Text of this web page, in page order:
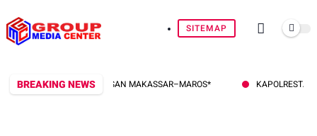
SITEMAP
BREAKING NEWS
PERBATASAN MAKASSAR–MAROS* KAPOLRESTA GOWA